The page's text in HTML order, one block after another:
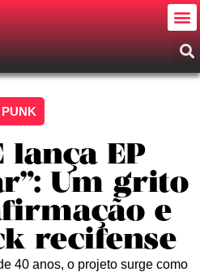
PUNK
lança EP
Um grito
e
recifense
40 anos, o projeto surge como